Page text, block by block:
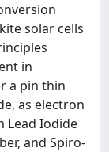
solar cells
in
a pin thin
as electron
Lead Iodide
and Spiro-